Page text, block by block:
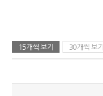
15개씩 보기 30개씩 보기